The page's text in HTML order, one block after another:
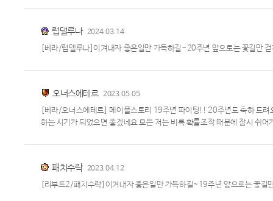
럽댈루나 2024.03.14
[베라/럽델루나]이겨내자 좋은일만 가득하길~20주년 앞으로는 꽃길만
오너스에테르 2023.05.05
[베라/오너스에테르] 메이플스토리 19주년 파이팅!! 20주년도 축하 드
하는 시기가 되었으면 좋겠네요 모든 저는 비록 확률조작 때문에 잠시 쉬
패치수락 2023.04.12
[리부트2/패치수락]이겨내자 좋은일만 가득하길~19주년 앞으로는 꽃길